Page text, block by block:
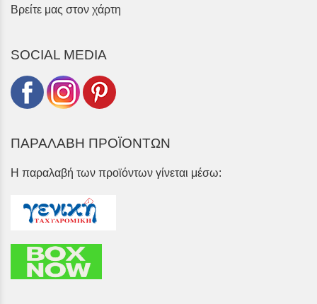
Βρείτε μας στον χάρτη
SOCIAL MEDIA
ΠΑΡΑΛΑΒΗ ΠΡΟΪΟΝΤΩΝ
Η παραλαβή των προϊόντων γίνεται μέσω: